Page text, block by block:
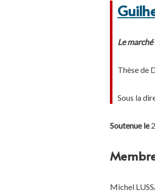
Le
Thèse de
Sous la
Soutenue le
Michel